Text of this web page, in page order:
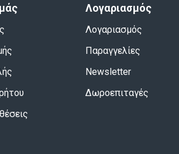
Λογαριασμός
Λογαριασμός
Παραγγελίες
Newsletter
Δωροεπιταγές